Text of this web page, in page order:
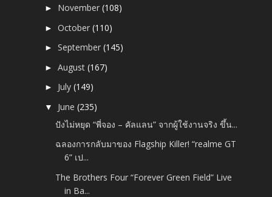
► November(108)
►October(110)
►September(145)
►August(167)
► July(149)
▼ June(235)
ปังไม่หยุด “พี่จอง – คัลแลน” จากผู้ใช้งานจริง ขึ้น...
ฉลองการกลับมาของ Flagship Killer! “realme GT
6” เป...
The Brothers Four “Forever Green Field” Live
in Ba...